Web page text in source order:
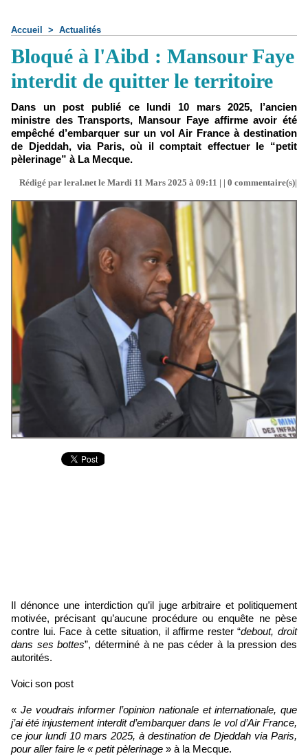
Accueil > Actualités
Bloqué à l'Aibd : Mansour Faye
interdit de quitter le territoire
Dans un post publié ce lundi 10 mars 2025, l’ancien
ministre des Transports, Mansour Faye affirme avoir été
empêché d’embarquer sur un vol Air France à destination
de Djeddah, via Paris, où il comptait effectuer le “petit
pèlerinage” à La Mecque.
Rédigé par leral.net le Mardi 11 Mars 2025 à 09:11 | | 0 commentaire(s)|
Il dénonce une interdiction qu’il juge arbitraire et politiquement
motivée, précisant qu’aucune procédure ou enquête ne pèse
contre lui. Face à cette situation, il affirme rester “debout, droit
dans ses bottes”, déterminé à ne pas céder à la pression des
autorités.
Voici son post
« Je voudrais informer l’opinion nationale et internationale, que
j’ai été injustement interdit d’embarquer dans le vol d’Air France,
ce jour lundi 10 mars 2025, à destination de Djeddah via Paris,
pour aller faire le « petit pèlerinage » à la Mecque.